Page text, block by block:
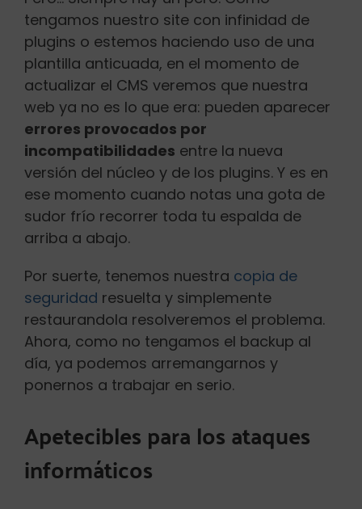
tengamos nuestro site con infinidad de
plugins o estemos haciendo uso de una
plantilla anticuada, en el momento de
actualizar el CMS veremos que nuestra
web ya no es lo que era: pueden aparecer
errores provocados por
incompatibilidades entre la nueva
versión del núcleo y de los plugins. Y es en
ese momento cuando notas una gota de
sudor frío recorrer toda tu espalda de
arriba a abajo.
Por suerte, tenemos nuestra copia de
seguridad resuelta y simplemente
restaurandola resolveremos el problema.
Ahora, como no tengamos el backup al
día, ya podemos arremangarnos y
ponernos a trabajar en serio.
Apetecibles para los ataques
informáticos